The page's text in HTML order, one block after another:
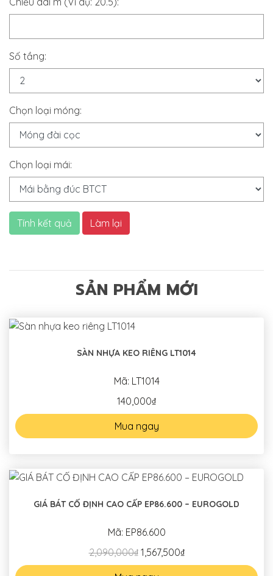
Số tầng:
Chọn loại móng:
Chọn loại mái:
Tính kết quả Làm lại
SẢN PHẨM MỚI
SÀN NHỰA KEO RIÊNG LT1014
Mã: LT1014
140,000₫
Mua ngay
GIÁ BÁT CỐ ĐỊNH CAO CẤP EP86.600 – EUROGOLD
Mã: EP86.600
2,090,000₫1,567,500₫